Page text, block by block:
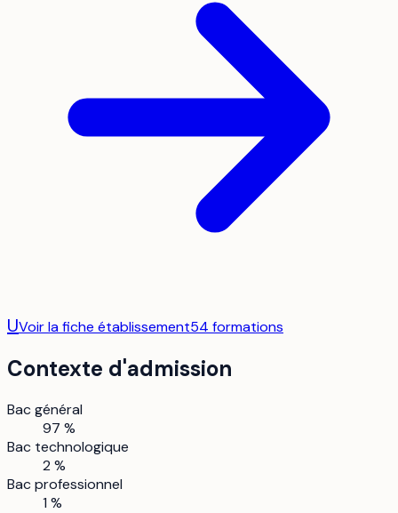
UVoir la fiche établissement54 formations
Contexte d'admission
Bac général
97 %
Bac technologique
2 %
Bac professionnel
1 %